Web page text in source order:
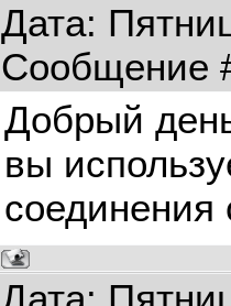
Дата:
Сообщение
Добрый
вы
соединения